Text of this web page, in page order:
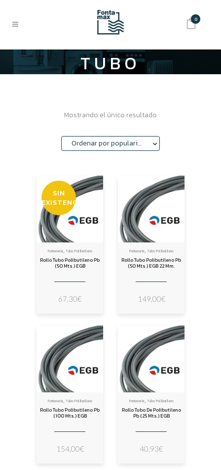
0
TUBO
Mostrando el único resultado
Ordenar por popularidad
SIN
EXISTENCIAS
Fontanería, Tubo Polibutileno
Rollo Tubo Polibutileno Pb
(50 Mts.) EGB
67,30€
Fontanería, Tubo Polibutileno
Rollo Tubo Polibutileno Pb
(50 Mts.) EGB 22 Mm.
149,00€
Fontanería, Tubo Polibutileno
Rollo Tubo Polibutileno Pb
(100 Mts.) EGB
154,00€
Fontanería, Tubo Polibutileno
Rollo Tubo De Polibutileno
Pb (25 Mts.) EGB
40,93€